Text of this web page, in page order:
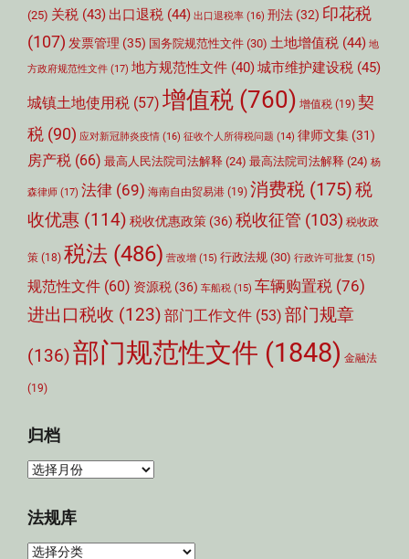
(25) 关税 (43) 出口退税 (44) 出口退税率 (16) 刑法 (32) 印花税
(107) 发票管理 (35) 国务院规范性文件 (30) 土地增值税 (44) 地
方政府规范性文件 (17) 地方规范性文件 (40)城市维护建设税 (45)
城镇土地使用税 (57) 增值税 (760) 增值税 (19) 契
税 (90) 应对新冠肺炎疫情 (16) 征收个人所得税问题 (14) 律师文集 (31)
房产税 (66) 最高人民法院司法解释 (24) 最高法院司法解释 (24) 杨
森律师 (17) 法律 (69) 海南自由贸易港 (19) 消费税 (175)税
收优惠 (114) 税收优惠政策 (36) 税收征管 (103) 税收政
策 (18) 税法 (486) 营改增 (15) 行政法规 (30) 行政许可批复 (15)
规范性文件 (60) 资源税 (36) 车船税 (15) 车辆购置税 (76)
进出口税收 (123) 部门工作文件 (53) 部门规章
(136)部门规范性文件 (1848) 金融法
(19)
归档
归
法规库
法